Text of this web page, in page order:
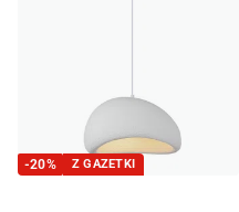
-20% Z GAZETKI